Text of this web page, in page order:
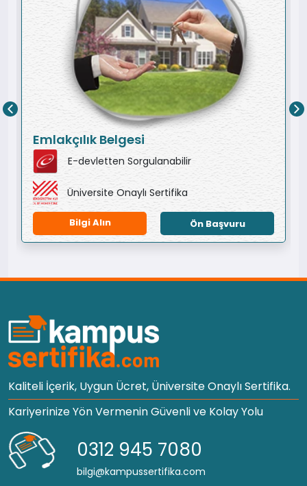
Emlakçılık Belgesi
E-devletten Sorgulanabilir
Üniversite Onaylı Sertifika
Bilgi Alın Ön Başvuru
Kaliteli İçerik, Uygun Ücret, Üniversite Onaylı Sertifika.
Kariyerinize Yön Vermenin Güvenli ve Kolay Yolu
0312 945 7080
bilgi@kampussertifika.com